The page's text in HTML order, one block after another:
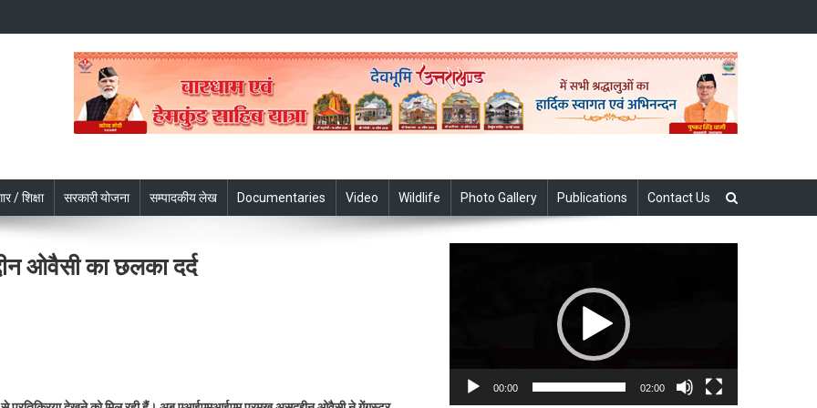
/ शिक्षा सरकारी योजना सम्पादकीय लेख Documentaries Video Wildlife Photo Gallery Publications Contact Us
ओवैसी का छलका दर्द
00:00 02:00